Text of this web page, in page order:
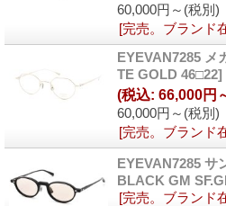
60,000円～ (税別)
[完売。ブランド
EYEVAN7285 メ
TE GOLD 46□22]
60,000円～ (税別)
(税込: 66,000円
[完売。ブランド
EYEVAN7285 サ
BLACK GM
[完売。ブランド